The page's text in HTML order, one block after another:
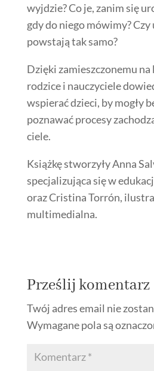
wyjdzie? Co je, zanim się
gdy do niego mówimy?
powstają tak samo?
Dzięki zamieszczonemu
rodzice i nauczyciele
wspierać dzieci, by mogły
poznawać procesy
ciele.
Książkę stworzyły Anna
specjalizująca się w
oraz Cristina Torrón,
multimedialna.
Prześlij komentarz
Twój adres email nie
Wymagane pola są